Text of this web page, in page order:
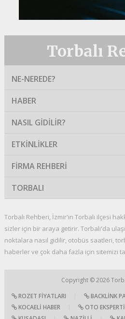
Torbalı
NE-NEREDE?
HABER
NASIL GIDILIR?
ETKINLIKLER
FIRMA REHBERI
TORBALI
Torbalı Rehberi, İzmir'in Torbalı ilçesi
sizler için bir araya getirir. Torbalı'da
noktalara nasıl gidilir, otobüs saatleri,
haberler ve çok daha fazla için sitemizi
Copyright © 2026
ROZET FIYATLARI
BACKLINK
KOCAELI HABER
OTO